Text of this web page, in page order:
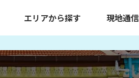
エリアから探す 現地通信